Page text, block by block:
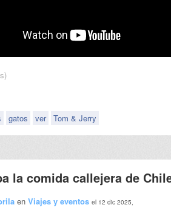
gatos ver Tom & Jerry
la comida callejera de
en Viajes y eventos el 12 dic 2025,